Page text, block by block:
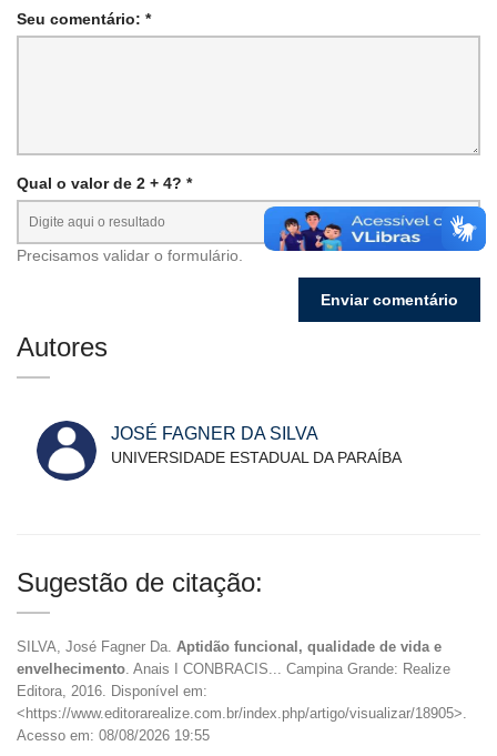
Seu comentário: *
Qual o valor de 2 + 4? *
Precisamos validar o formulário.
Autores
JOSÉ FAGNER DA SILVA
UNIVERSIDADE ESTADUAL DA PARAÍBA
Sugestão de citação:
SILVA, José Fagner Da. Aptidão funcional, qualidade de vida e
envelhecimento . Anais I CONBRACIS... Campina Grande: Realize
Editora, 2016. Disponível em:
<https://www.editorarealize.com.br/index.php/artigo/visualizar/18905>.
Acesso em: 08/08/2026 19:55